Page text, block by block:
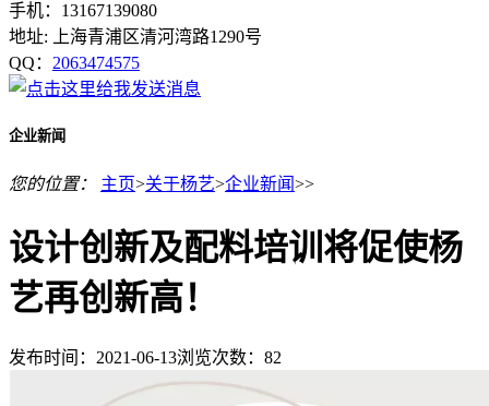
手机：13167139080
地址: 上海青浦区清河湾路1290号
QQ： 2063474575
企业新闻
您的位置： 主页>关于杨艺>企业新闻>>
设计创新及配料培训将促使杨
艺再创新高！
发布时间：2021-06-13浏览次数： 82